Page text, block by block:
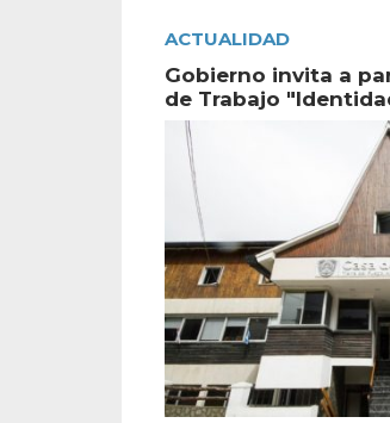
ACTUALIDAD
Gobierno invita a
de Trabajo